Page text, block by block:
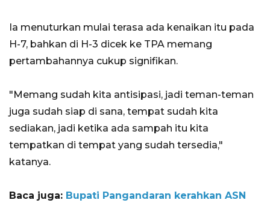
Ia menuturkan mulai terasa ada kenaikan itu pada
H-7, bahkan di H-3 dicek ke TPA memang
pertambahannya cukup signifikan.
"Memang sudah kita antisipasi, jadi teman-teman
juga sudah siap di sana, tempat sudah kita
sediakan, jadi ketika ada sampah itu kita
tempatkan di tempat yang sudah tersedia,"
katanya.
Baca juga: Bupati Pangandaran kerahkan ASN